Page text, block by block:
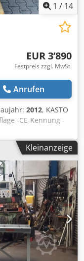
1 / 14
EUR 3’890
Festpreis zzgl. MwSt.
Anrufen
2012, KASTO
-CE-Kennung -
Grad /100x100mm
-Schnittbereich
-
für Gratarmen
-
-Sägemotor 1,8 KW
500 Kg
Kleinanzeige